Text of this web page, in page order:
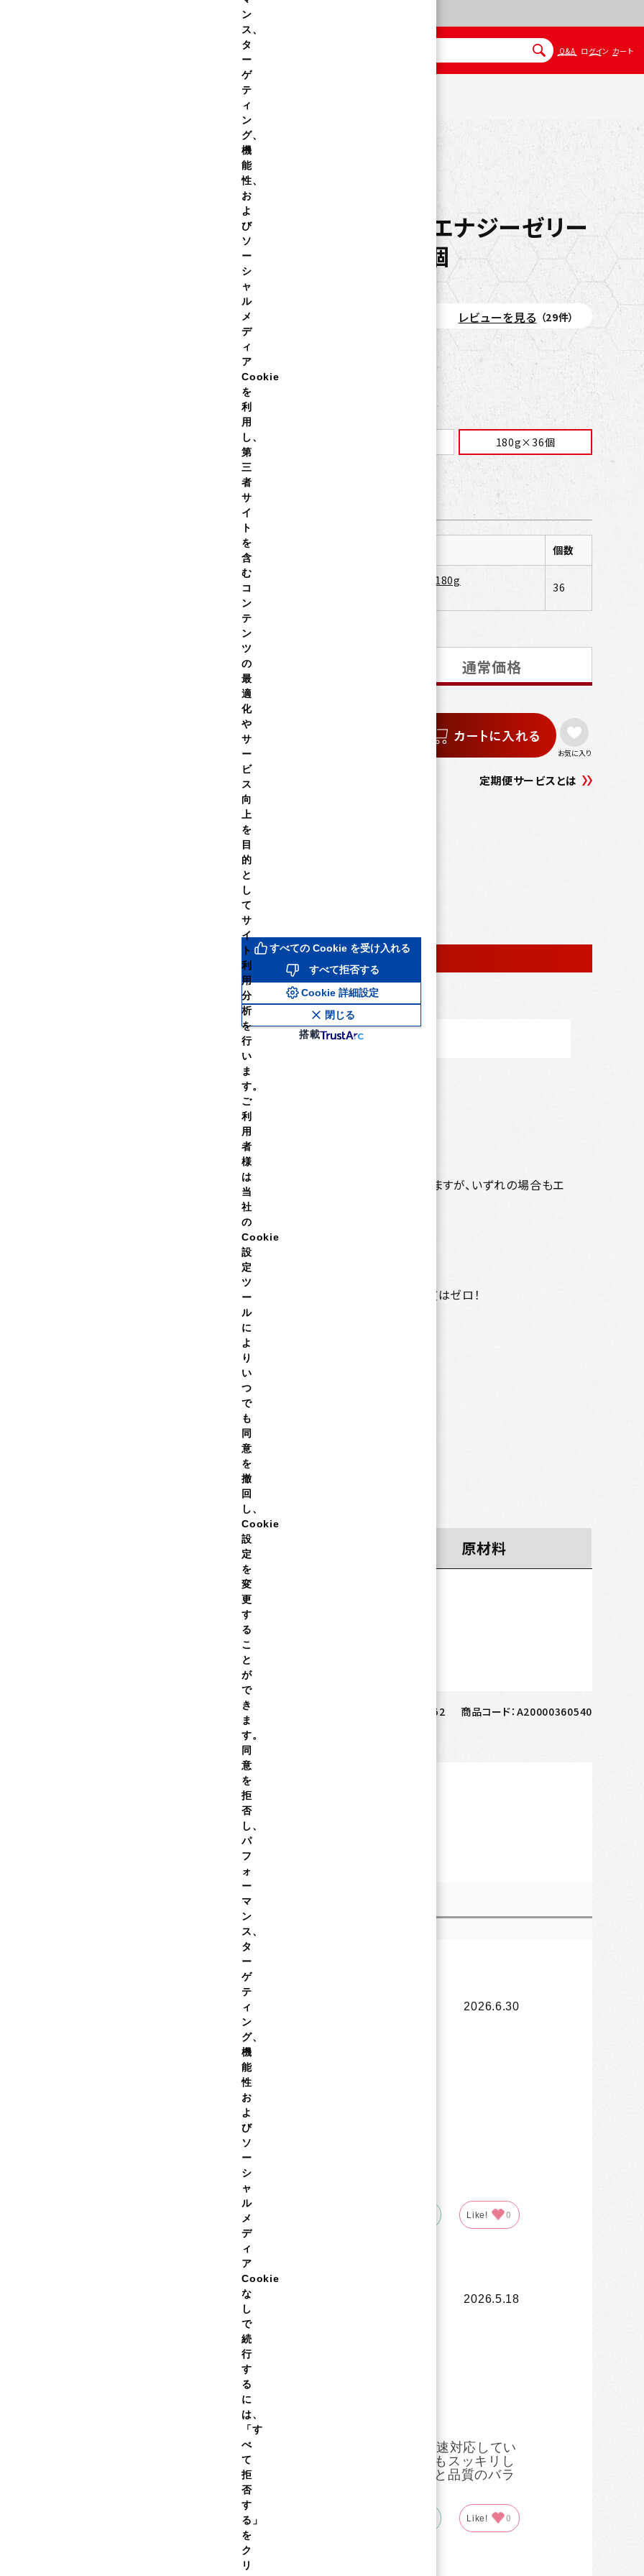
Q&A ログイン カート
エネルギー瞬間チャージ
【200kcal瞬間チャージ】エナジーゼリー
マスカット味 180g×36個
レビューを見る （29件）
マスカット
風味選択：マスカット
180g 180g×36個
容量選択：180g×36個
このセットの内容
個数
【200kcal瞬間チャージ】エナジーゼリー マスカット味 180g
（180g マスカット）
36
通常価格
（税込）
¥8,035
（税込） お気に入り
定期便サービスとは
この商品について問い合わせる
シェアする
ここぞ！という場面がある方
、勉強しているとき、重要な勝負に向かうときなど様々なシチュエーションが存在しますが、いずれの場合もエ
エネルギーが補給できることを考え設計されています。
収に優れた糖質を使用しました。 ゼリー飲料の為、お腹に適度にたまり、かつ脂質はゼロ！
の栄養補給のひとつの選択肢として取り入れられる成分です。
栄養価 原材料
4573559884552 商品コード： A20000360540
29
2026.6.30
用しています。飽きのこない味です。
Like! 0
2026.5.18
に購入していますが、いつも注文してからの商品の到着がはやい！迅速対応してい
はどちらも期待以上。ゼリーはトレーニング前後にサッと摂れて、味もスッキリし
も飲んだ時の重たさがないので、運動前でも気になりません。手軽さと品質のバラ
Like! 0
ン
ス、
タ
ー
ゲ
テ
ィ
ン
グ、
機
能
性、
お
よ
び
ソ
ー
シ
ャ
ル
メ
デ
ィ
ア
Cookie
を
利
用
し、
第
三
者
サ
イ
ト
を
含
む
コ
ン
テ
ン
ツ
の
最
適
化
や
サ
ー
ビ
ス
向
上
を
目
的
と
し
て
サ
イ
ト
利
用
分
析
を
行
い
ま
す。
ご
利
用
者
様
は
当
社
の
Cookie
設
定
ツ
ー
ル
に
よ
り
い
つ
で
も
同
意
を
撤
回
し、
Cookie
設
定
を
変
更
す
る
こ
と
が
で
き
ま
す。
同
意
を
拒
否
し、
パ
フ
ォ
ー
マ
ン
ス、
タ
ー
ゲ
テ
ィ
ン
グ、
機
能
性
お
よ
び
ソ
ー
シ
ャ
ル
メ
デ
ィ
ア
Cookie
な
し
で
続
行
す
る
に
は、
「す
べ
て
拒
否
す
る」
を
ク
リ
すべての Cookie を受け入れる
すべて拒否する
Cookie 詳細設定
閉じる
搭載